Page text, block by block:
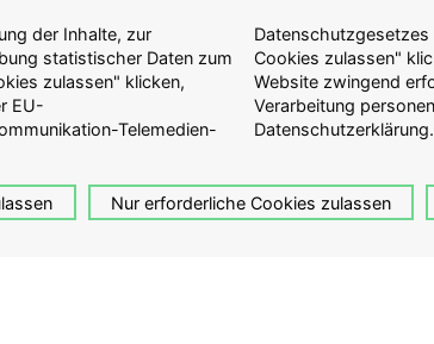
der Inhalte, zur
statistischer Daten zum
zulassen" klicken,
EU-
Telemedien-
"Nur erforderliche
die für die Anzeige der
zur Erfassung und
in der
Datenschutzerklärung.
Nur erforderliche Cookies zulassen